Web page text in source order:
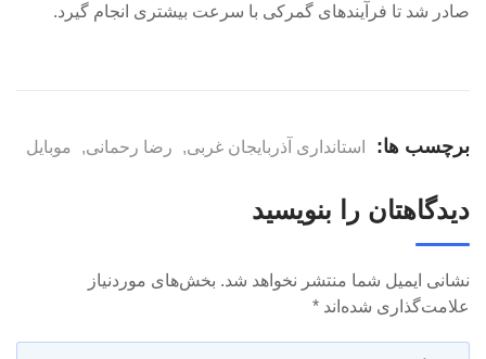
صادر شد تا فرآیندهای گمرکی با سرعت بیشتری انجام گیرد.
برچسب ها: استانداری آذربایجان غربی, رضا رحمانی, موبایل
دیدگاهتان را بنویسید
نشانی ایمیل شما منتشر نخواهد شد. بخش‌های موردنیاز
علامت‌گذاری شده‌اند *